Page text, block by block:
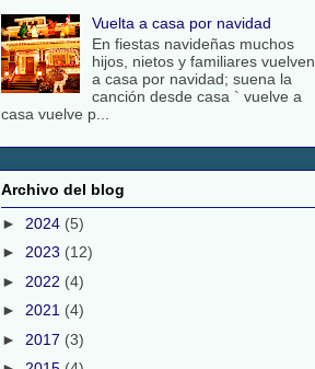
Vuelta a casa por navidad
En fiestas navideñas muchos
hijos, nietos y familiares vuelven
a casa por navidad; suena la
canción desde casa ` vuelve a
casa vuelve p...
Archivo del blog
► 2024 (5)
► 2023 (12)
► 2022 (4)
► 2021 (4)
► 2017 (3)